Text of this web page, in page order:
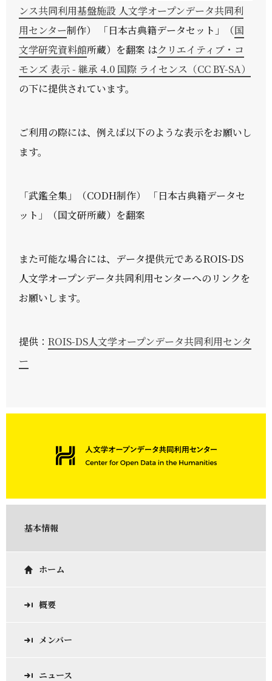
ンス共同利用基盤施設 人文学オープンデータ共同利
用センター制作） 「日本古典籍データセット」（国
文学研究資料館所蔵）を翻案 はクリエイティブ・コ
モンズ 表示 - 継承 4.0 国際 ライセンス（CC BY-SA）
の下に提供されています。
ご利用の際には、例えば以下のような表示をお願いし
ます。
「武鑑全集」（CODH制作） 「日本古典籍データセ
ット」（国文研所蔵）を翻案
また可能な場合には、データ提供元であるROIS-DS
人文学オープンデータ共同利用センターへのリンクを
お願いします。
提供：ROIS-DS人文学オープンデータ共同利用センタ
ー
基本情報
ホーム
概要
メンバー
ニュース